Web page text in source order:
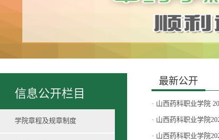
信息公开栏目
学院章程及规章制度
最新公开
· 山西药科职业学院
· 山西药科职业学院
· 山西药科职业学院